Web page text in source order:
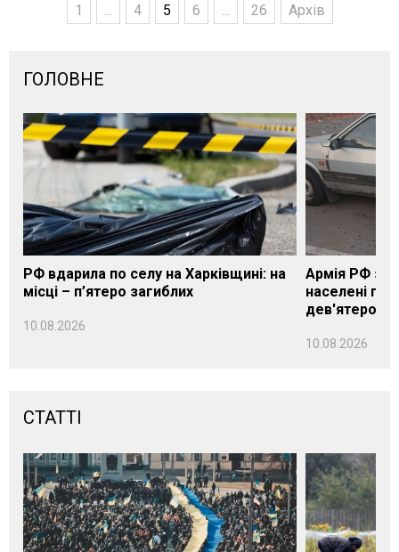
1 ... 4 5 6 ... 26 Архів
ГОЛОВНЕ
РФ вдарила по селу на Харківщині: на
місці – п’ятеро загиблих
10.08.2026
Армія РФ за
населені
дев'ятеро
10.08.2026
СТАТТІ